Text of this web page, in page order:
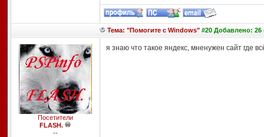
Тема: "Помогите с Windows"#20 Добавлено: 26
Посетители
FLASH.
--
я знаю что такое яндекс, мненужен сайт где